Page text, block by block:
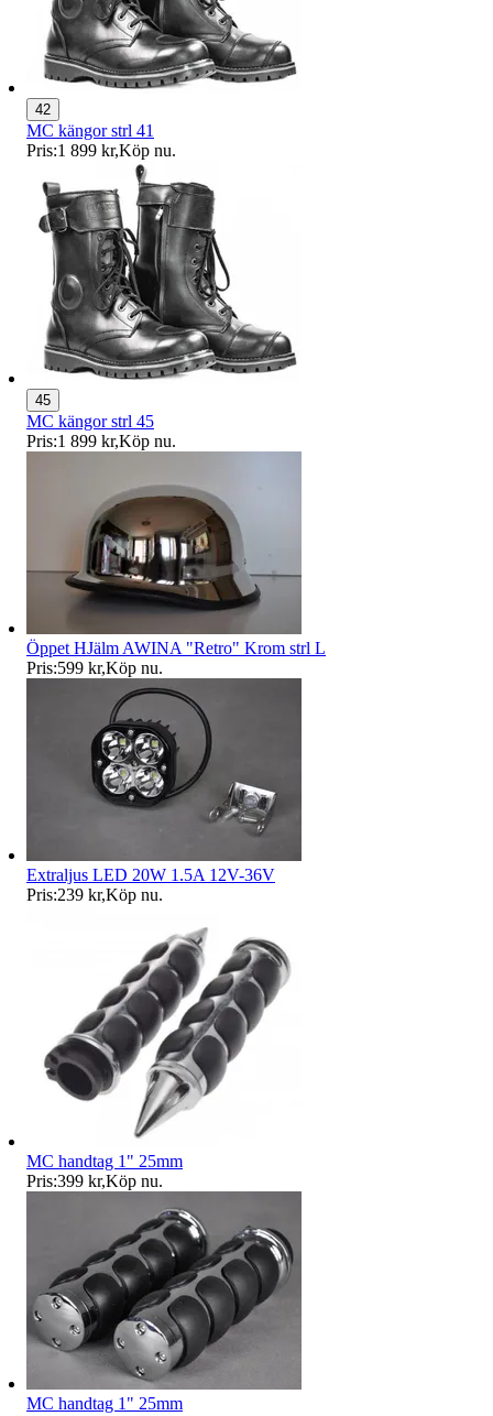
42
MC kängor strl 41
Pris:1 899 kr,Köp nu.
45
MC kängor strl 45
Pris:1 899 kr,Köp nu.
Öppet HJälm AWINA "Retro" Krom strl L
Pris:599 kr,Köp nu.
Extraljus LED 20W 1.5A 12V-36V
Pris:239 kr,Köp nu.
MC handtag 1" 25mm
Pris:399 kr,Köp nu.
MC handtag 1" 25mm